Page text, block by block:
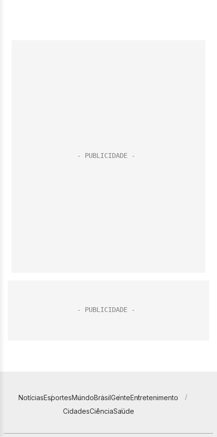
NotíciasEsportesMundoBrasilGenteEntretenimento
CidadesCiênciaSaúde